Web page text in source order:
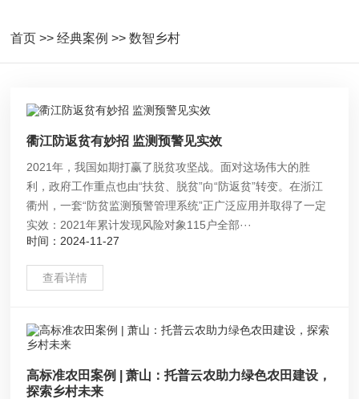
首页 >>经典案例 >>数智乡村
衢江防返贫有妙招 监测预警见实效
2021年，我国如期打赢了脱贫攻坚战。面对这场伟大的胜
利，政府工作重点也由“扶贫、脱贫”向“防返贫”转变。在浙江
衢州，一套“防贫监测预警管理系统”正广泛应用并取得了一定
实效：2021年累计发现风险对象115户全部···
时间：2024-11-27
查看详情
高标准农田案例 | 萧山：托普云农助力绿色农田建设，
探索乡村未来